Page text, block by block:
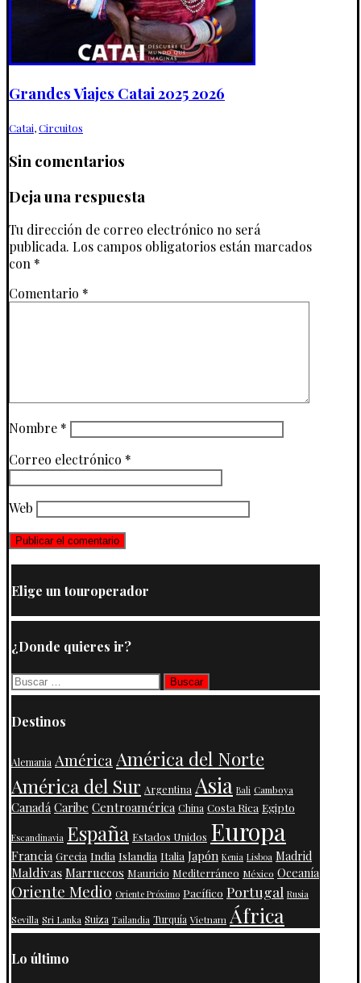
Grandes Viajes Catai 2025 2026
Catai,Circuitos
Sin comentarios
Deja una respuesta
Tu dirección de correo electrónico no será
publicada. Los campos obligatorios están marcados
con *
Comentario *
Nombre *
Correo electrónico *
Web
Elige un touroperador
¿Donde quieres ir?
Buscar:
Destinos
Alemania América América del Norte
América del Sur Argentina Asia Bali Camboya
Canadá Caribe Centroamérica China Costa Rica Egipto
Escandinavia España Estados Unidos Europa
Francia Grecia India Islandia Italia Japón Kenia Lisboa Madrid
Maldivas Marruecos Mauricio Mediterráneo México Oceanía
Oriente Medio Oriente Próximo Pacífico Portugal Rusia
Sevilla Sri Lanka Suiza Tailandia Turquía Vietnam África
Lo último